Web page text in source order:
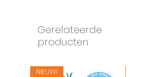
Gerelateerde
producten
NIEUW!